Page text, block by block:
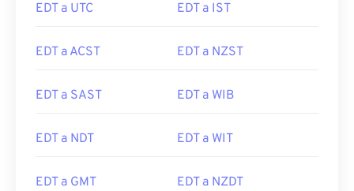
EDT a UTC EDT a IST
EDT a ACST EDT a NZST
EDT a SAST EDT a WIB
EDT a NDT EDT a WIT
EDT a GMT EDT a NZDT